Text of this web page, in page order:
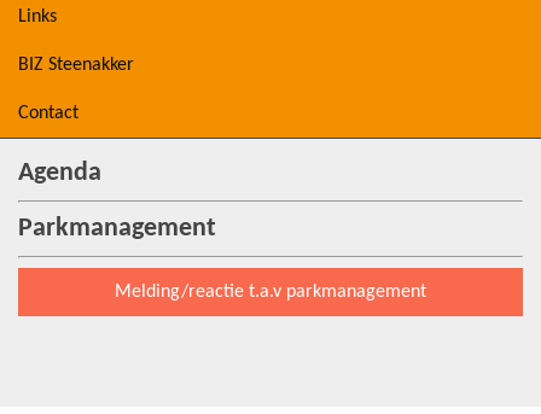
Links
BIZ Steenakker
Contact
Agenda
Parkmanagement
Melding/reactie t.a.v parkmanagement